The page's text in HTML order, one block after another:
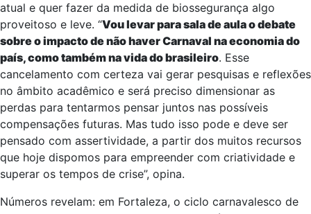
Mas a professora que já coordenou o Curso de Eventos
entende criticamente inclusive o momento econômico
atual e quer fazer da medida de biossegurança algo
proveitoso e leve. “Vou levar para sala de aula o debate
sobre o impacto de não haver Carnaval na economia do
país, como também na vida do brasileiro. Esse
cancelamento com certeza vai gerar pesquisas e reflexões
no âmbito acadêmico e será preciso dimensionar as
perdas para tentarmos pensar juntos nas possíveis
compensações futuras. Mas tudo isso pode e deve ser
pensado com assertividade, a partir dos muitos recursos
superar os tempos de crise”, opina.